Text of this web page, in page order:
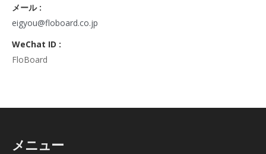
6. 個人情報における任意性について
個人情報のご提供は、ご本人の任意です。ただし、必須項目を
ご入力頂けない場合は本フォームをご利用頂けませんので、ご
了承ください。
メール :
eigyou@floboard.co.jp
WeChat ID :
FloBoard
メニュー